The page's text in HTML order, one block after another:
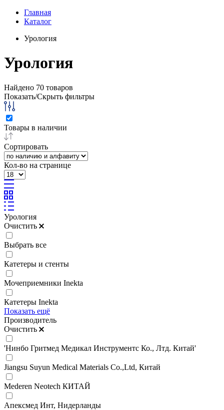
Главная
Каталог
Урология
Урология
Найдено 70 товаров
Показать/Скрыть фильтры
Товары в наличии
Сортировать
Кол-во на странице
Урология
Очистить
Выбрать все
Катетеры и стенты
Мочеприемники Inekta
Катетеры Inekta
Показать ещё
Производитель
Очистить
'Нинбо Гритмед Медикал Инструментс Ко., Лтд. Китай'
Jiangsu Suyun Medical Materials Co.,Ltd, Китай
Mederen Neotech КИТАЙ
Апексмед Инт, Нидерланды